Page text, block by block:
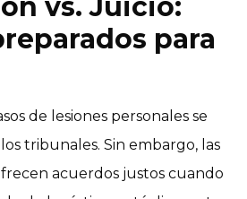
para
de lesiones personales se
tribunales. Sin embargo, las
acuerdos justos cuando